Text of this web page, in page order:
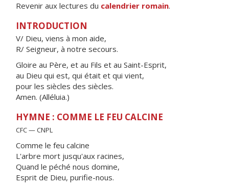
Revenir aux lectures du calendrier romain.
INTRODUCTION
V/ Dieu, viens à mon aide,
R/ Seigneur, à notre secours.
Gloire au Père, et au Fils et au Saint-Esprit,
au Dieu qui est, qui était et qui vient,
pour les siècles des siècles.
Amen. (Alléluia.)
HYMNE : COMME LE FEU CALCINE
CFC — CNPL
Comme le feu calcine
L'arbre mort jusqu'aux racines,
Quand le péché nous domine,
Esprit de Dieu, purifie-nous.